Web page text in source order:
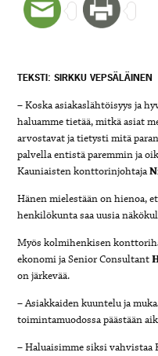
TEKSTI: SIRKKU VEPSÄLÄINEN
– Koska asiakaslähtöisyys ja
haluamme tietää, mitkä asiat
arvostavat ja tietysti mitä
palvella entistä paremmin ja
Kauniaisten konttorinjohtaja
Hänen mielestään on hienoa,
henkilökunta saa uusia
Myös kolmihenkisen
ekonomi ja Senior Consultant
on järkevää.
– Asiakkaiden kuuntelu ja
toimintamuodossa päästään
– Haluaisimme siksi